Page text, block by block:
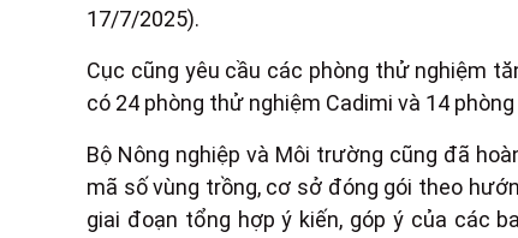
17/7/2025).
Cục cũng yêu cầu các phòng thử nghiệm
có 24 phòng thử nghiệm Cadimi và 14
Bộ Nông nghiệp và Môi trường cũng đã
mã số vùng trồng, cơ sở đóng gói theo
giai đoạn tổng hợp ý kiến, góp ý của các